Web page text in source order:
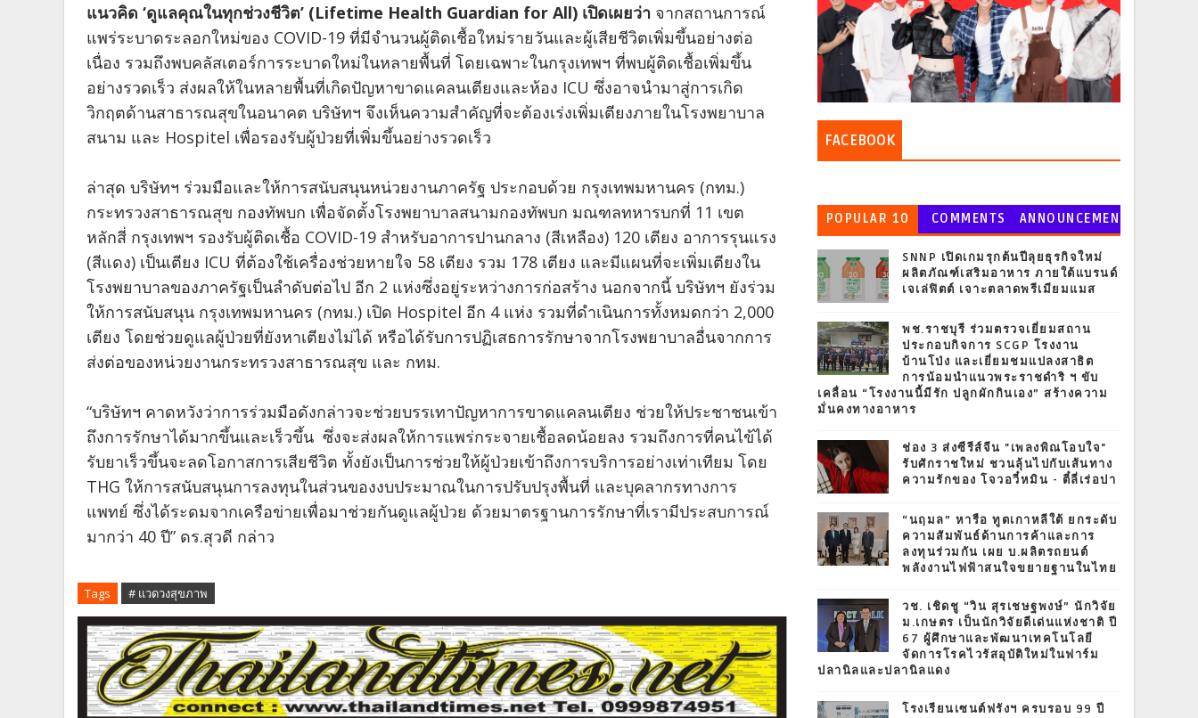
แนวคิด ‘ดูแลคุณในทุกช่วงชีวิต’ (Lifetime Health Guardian for All) เปิดเผยว่า จากสถานการณ์
แพร่ระบาดระลอกใหม่ของ COVID-19 ที่มีจำนวนผู้ติดเชื้อใหม่รายวันและผู้เสียชีวิตเพิ่มขึ้นอย่างต่อ
เนื่อง รวมถึงพบคลัสเตอร์การระบาดใหม่ในหลายพื้นที่ โดยเฉพาะในกรุงเทพฯ ที่พบผู้ติดเชื้อเพิ่มขึ้น
อย่างรวดเร็ว ส่งผลให้ในหลายพื้นที่เกิดปัญหาขาดแคลนเตียงและห้อง ICU ซึ่งอาจนำมาสู่การเกิด
วิกฤตด้านสาธารณสุขในอนาคต บริษัทฯ จึงเห็นความสำคัญที่จะต้องเร่งเพิ่มเตียงภายในโรงพยาบาล
สนาม และ Hospitel เพื่อรองรับผู้ป่วยที่เพิ่มขึ้นอย่างรวดเร็ว
ล่าสุด บริษัทฯ ร่วมมือและให้การสนับสนุนหน่วยงานภาครัฐ ประกอบด้วย กรุงเทพมหานคร (กทม.)
กระทรวงสาธารณสุข กองทัพบก เพื่อจัดตั้งโรงพยาบาลสนามกองทัพบก มณฑลทหารบกที่ 11 เขต
หลักสี่ กรุงเทพฯ รองรับผู้ติดเชื้อ COVID-19 สำหรับอาการปานกลาง (สีเหลือง) 120 เตียง อาการรุนแรง
(สีแดง) เป็นเตียง ICU ที่ต้องใช้เครื่องช่วยหายใจ 58 เตียง รวม 178 เตียง และมีแผนที่จะเพิ่มเตียงใน
โรงพยาบาลของภาครัฐเป็นลำดับต่อไป อีก 2 แห่งซึ่งอยู่ระหว่างการก่อสร้าง นอกจากนี้ บริษัทฯ ยังร่วม
ให้การสนับสนุน กรุงเทพมหานคร (กทม.) เปิด Hospitel อีก 4 แห่ง รวมที่ดำเนินการทั้งหมดกว่า 2,000
เตียง โดยช่วยดูแลผู้ป่วยที่ยังหาเตียงไม่ได้ หรือได้รับการปฏิเสธการรักษาจากโรงพยาบาลอื่นจากการ
ส่งต่อของหน่วยงานกระทรวงสาธารณสุข และ กทม.
“บริษัทฯ คาดหวังว่าการร่วมมือดังกล่าวจะช่วยบรรเทาปัญหาการขาดแคลนเตียง ช่วยให้ประชาชนเข้า
ถึงการรักษาได้มากขึ้นและเร็วขึ้น ซึ่งจะส่งผลให้การแพร่กระจายเชื้อลดน้อยลง รวมถึงการที่คนไข้ได้
รับยาเร็วขึ้นจะลดโอกาสการเสียชีวิต ทั้งยังเป็นการช่วยให้ผู้ป่วยเข้าถึงการบริการอย่างเท่าเทียม โดย
THG ให้การสนับสนุนการลงทุนในส่วนของงบประมาณในการปรับปรุงพื้นที่ และบุคลากรทางการ
แพทย์ ซึ่งได้ระดมจากเครือข่ายเพื่อมาช่วยกันดูแลผู้ป่วย ด้วยมาตรฐานการรักษาที่เรามีประสบการณ์
มากว่า 40 ปี” ดร.สุวดี กล่าว
Tags # แวดวงสุขภาพ
FACEBOOK
POPULAR 10 COMMENTS
ANNOUNCEMEN
T
SNNP เปิดเกมรุกต้นปีลุยธุรกิจใหม่
ผลิตภัณฑ์เสริมอาหาร ภายใต้แบรนด์
เจเล่ฟิตต์ เจาะตลาดพรีเมียมแมส
พช.ราชบุรี ร่วมตรวจเยี่ยมสถาน
ประกอบกิจการ SCGP โรงงาน
บ้านโป่ง และเยี่ยมชมแปลงสาธิต
การน้อมนำแนวพระราชดำริ ฯ ขับ
เคลื่อน “โรงงานนี้มีรัก ปลูกผักกินเอง” สร้างความ
มั่นคงทางอาหาร
ช่อง 3 ส่งซีรีส์จีน "เพลงพิณโอบใจ"
รับศักราชใหม่ ชวนลุ้นไปกับเส้นทาง
ความรักของ โจวอวี๋หมิน - ตี๋ลี่เร่อปา
“นฤมล” หารือ ทูตเกาหลีใต้ ยกระดับ
ความสัมพันธ์ด้านการค้าและการ
ลงทุนร่วมกัน เผย บ.ผลิตรถยนต์
พลังงานไฟฟ้าสนใจขยายฐานในไทย
วช. เชิดชู “วิน สุรเชษฐพงษ์” นักวิจัย
ม.เกษตร เป็นนักวิจัยดีเด่นแห่งชาติ ปี
67 ผู้ศึกษาและพัฒนาเทคโนโลยี
จัดการโรคไวรัสอุบัติใหม่ในฟาร์ม
ปลานิลและปลานิลแดง
โรงเรียนเซนต์ฟรังฯ ครบรอบ 99 ปี